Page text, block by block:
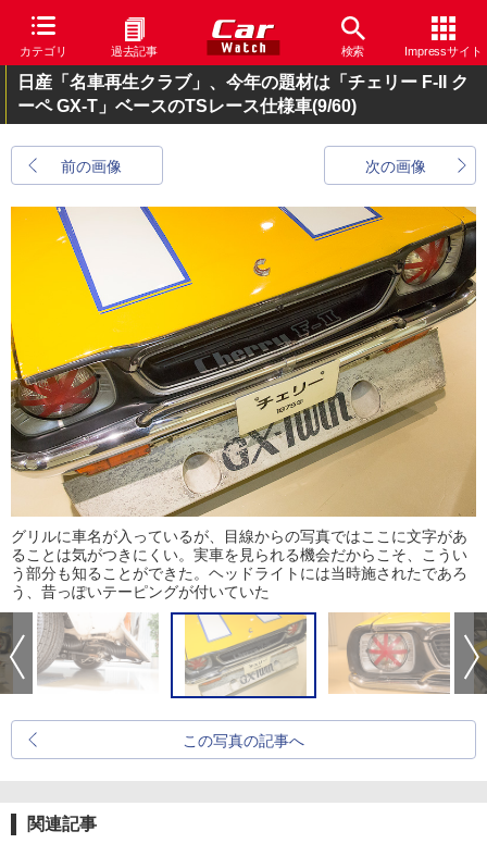
カテゴリ 過去記事 検索 Impressサイト
日産「名車再生クラブ」、今年の題材は「チェリー F-II ク
ーペ GX-T」ベースのTSレース仕様車(9/60)
前の画像 次の画像
グリルに車名が入っているが、目線からの写真ではここに文字があ
ることは気がつきにくい。実車を見られる機会だからこそ、こうい
う部分も知ることができた。ヘッドライトには当時施されたであろ
う、昔っぽいテーピングが付いていた
この写真の記事へ
関連記事